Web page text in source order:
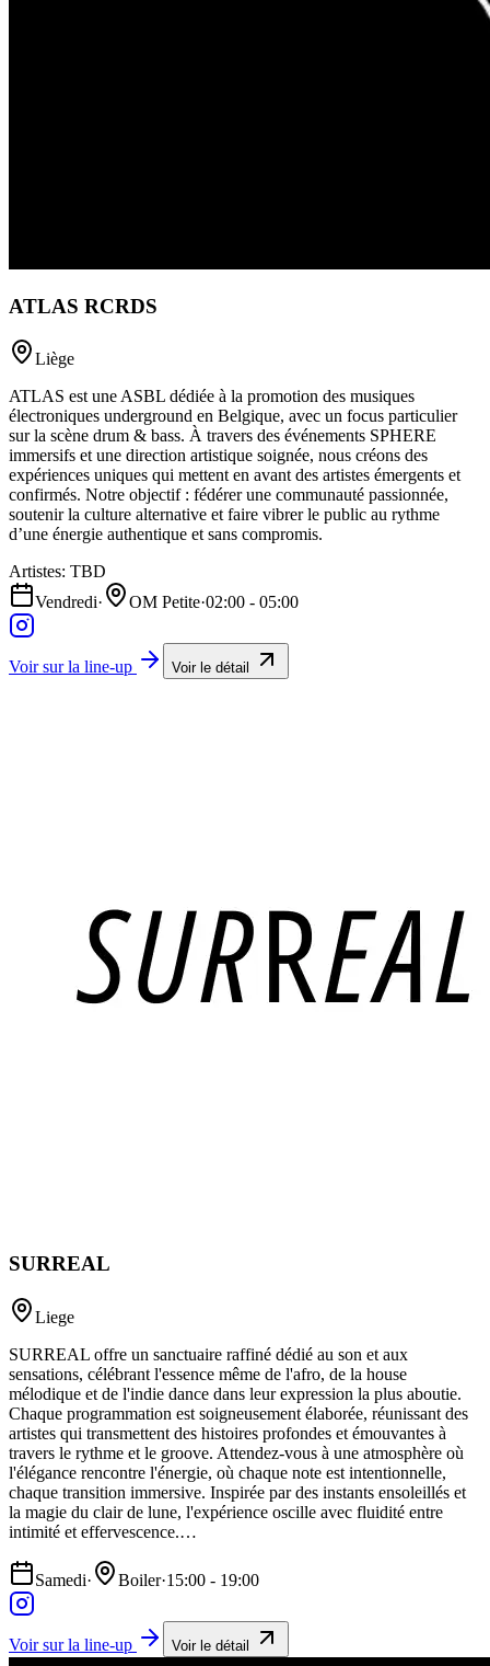
ATLAS RCRDS
Liège
ATLAS est une ASBL dédiée à la promotion des musiques
électroniques underground en Belgique, avec un focus particulier
sur la scène drum & bass. À travers des événements SPHERE
immersifs et une direction artistique soignée, nous créons des
expériences uniques qui mettent en avant des artistes émergents et
confirmés. Notre objectif : fédérer une communauté passionnée,
soutenir la culture alternative et faire vibrer le public au rythme
d’une énergie authentique et sans compromis.
Artistes: TBD
Vendredi· OM Petite·02:00 - 05:00
Voir sur la line-up Voir le détail
SURREAL
Liege
SURREAL offre un sanctuaire raffiné dédié au son et aux
sensations, célébrant l'essence même de l'afro, de la house
mélodique et de l'indie dance dans leur expression la plus aboutie.
Chaque programmation est soigneusement élaborée, réunissant des
artistes qui transmettent des histoires profondes et émouvantes à
travers le rythme et le groove. Attendez-vous à une atmosphère où
l'élégance rencontre l'énergie, où chaque note est intentionnelle,
chaque transition immersive. Inspirée par des instants ensoleillés et
la magie du clair de lune, l'expérience oscille avec fluidité entre
intimité et effervescence.…
Samedi· Boiler·15:00 - 19:00
Voir sur la line-up Voir le détail